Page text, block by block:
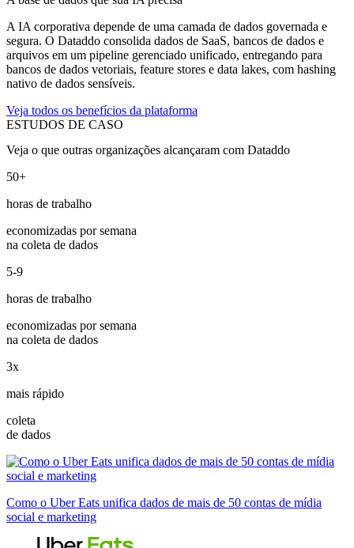
A IA corporativa depende de uma camada de dados governada e
segura. O Dataddo consolida dados de SaaS, bancos de dados e
arquivos em um pipeline gerenciado unificado, entregando para
bancos de dados vetoriais, feature stores e data lakes, com hashing
nativo de dados sensíveis.
Veja todos os benefícios da plataforma
ESTUDOS DE CASO
Veja o que outras organizações alcançaram com Dataddo
50+
horas de trabalho
economizadas por semana
na coleta de dados
5-9
horas de trabalho
economizadas por semana
na coleta de dados
3x
mais rápido
coleta
de dados
Como o Uber Eats unifica dados de mais de 50 contas de mídia
social e marketing